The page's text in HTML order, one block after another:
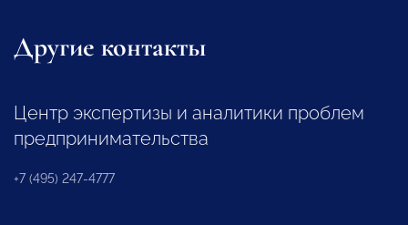
Другие контакты
Центр экспертизы и аналитики проблем
предпринимательства
+7 (495) 247-4777